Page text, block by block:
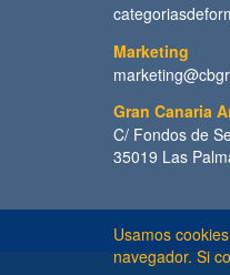
Usamos
navegador. Si
Marketing
Gran Canaria
C/ Fondos de
35019 Las